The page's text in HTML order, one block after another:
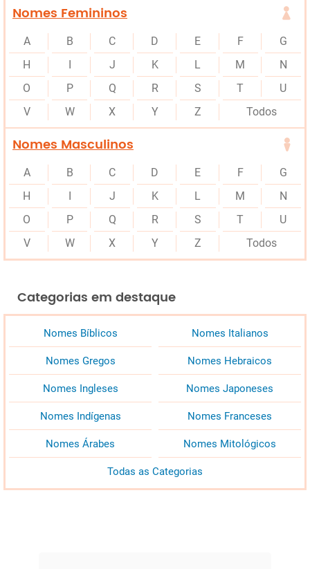
Nomes Femininos
A B C D E F
G
H
J K L M
N
O
P Q R S T
U
V
W X Y Z Todos
Nomes Masculinos
A B C D E F
G
H
J K L M
N
O
P Q R S T
U
V
W X Y Z Todos
Categorias em destaque
Nomes Bíblicos Nomes Italianos
Nomes Gregos Nomes Hebraicos
Nomes Ingleses Nomes Japoneses
Nomes Indígenas Nomes Franceses
Nomes Árabes Nomes Mitológicos
Todas as Categorias